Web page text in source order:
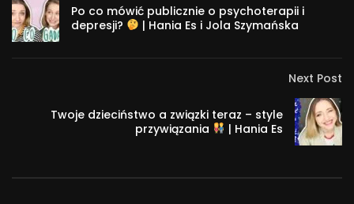
Po co mówić publicznie o psychoterapii i
depresji?
| Hania Es i Jola Szymańska
Next Post
Twoje dzieciństwo a związki teraz – style
przywiązania
| Hania Es